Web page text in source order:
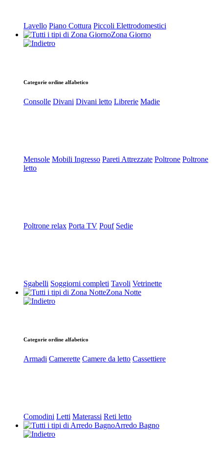
Lavello Piano Cottura Piccoli Elettrodomestici
Zona Giorno
Categorie ordine alfabetico
Consolle Divani Divani letto Librerie Madie
Mensole Mobili Ingresso Pareti Attrezzate Poltrone Poltrone
letto
Poltrone relax Porta TV Pouf Sedie
Sgabelli Soggiorni completi Tavoli Vetrinette
Zona Notte
Categorie ordine alfabetico
Armadi Camerette Camere da letto Cassettiere
Comodini Letti Materassi Reti letto
Arredo Bagno